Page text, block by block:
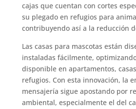
cajas que cuentan con cortes
su plegado en refugios para
contribuyendo así a la reducción
Las casas para mascotas están
instaladas fácilmente,
disponible en apartamentos,
refugios. Con esta innovación, la
mensajería sigue apostando por
ambiental, especialmente el del